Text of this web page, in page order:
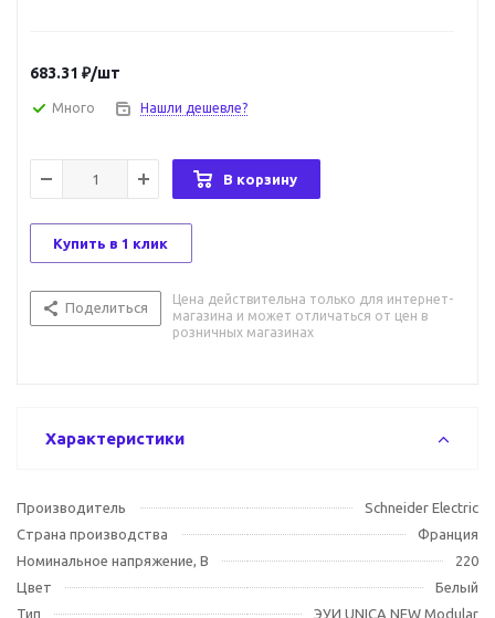
683.31 ₽/шт
Много Нашли дешевле?
В корзину
Купить в 1 клик
Поделиться
Цена действительна только для интернет-
магазина и может отличаться от цен в
розничных магазинах
Характеристики
Производитель
Schneider Electric
Страна производства
Франция
Номинальное напряжение, В
220
Цвет
Белый
Тип
ЭУИ UNICA NEW Modular